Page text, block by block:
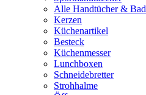
Alle Handtücher &
Kerzen
Küchenartikel
Besteck
Küchenmesser
Lunchboxen
Schneidebretter
Strohhalme